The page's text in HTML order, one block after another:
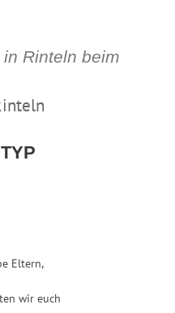
Rinteln beim
Eltern,
wir euch